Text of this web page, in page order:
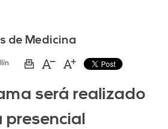
de Medicina
ImprimirAumentar
de
la
letra
Disminuir
de
la
letra
será realizado
presencial